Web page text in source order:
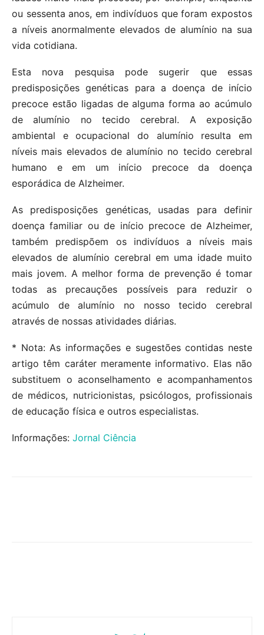
ou sessenta anos, em indivíduos que foram expostos
a níveis anormalmente elevados de alumínio na sua
vida cotidiana.
Esta nova pesquisa pode sugerir que essas
predisposições genéticas para a doença de início
precoce estão ligadas de alguma forma ao acúmulo
de alumínio no tecido cerebral. A exposição
ambiental e ocupacional do alumínio resulta em
níveis mais elevados de alumínio no tecido cerebral
humano e em um início precoce da doença
esporádica de Alzheimer.
As predisposições genéticas, usadas ​​para definir
doença familiar ou de início precoce de Alzheimer,
também predispõem os indivíduos a níveis mais
elevados de alumínio cerebral em uma idade muito
mais jovem. A melhor forma de prevenção é tomar
todas as precauções possíveis para reduzir o
acúmulo de alumínio no nosso tecido cerebral
através de nossas atividades diárias.
* Nota: As informações e sugestões contidas neste
artigo têm caráter meramente informativo. Elas não
substituem o aconselhamento e acompanhamentos
de médicos, nutricionistas, psicólogos, profissionais
de educação física e outros especialistas.
Informações: Jornal Ciência